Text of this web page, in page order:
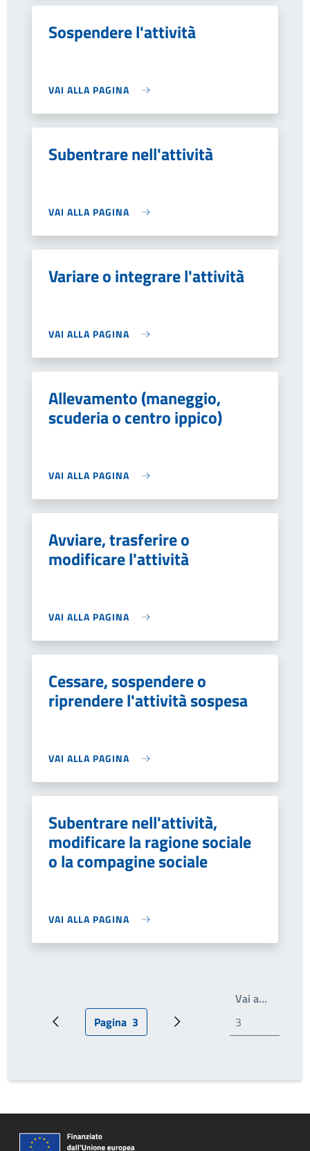
Sospendere l'attività
VAI ALLA PAGINA
Subentrare nell'attività
VAI ALLA PAGINA
Variare o integrare l'attività
VAI ALLA PAGINA
Allevamento (maneggio,
scuderia o centro ippico)
VAI ALLA PAGINA
Avviare, trasferire o
modificare l'attività
VAI ALLA PAGINA
Cessare, sospendere o
riprendere l'attività sospesa
VAI ALLA PAGINA
Subentrare nell'attività,
modificare la ragione sociale
o la compagine sociale
VAI ALLA PAGINA
Pagina precedentePagina attuale
Pagina 3 Prossima pagina
Vai a…